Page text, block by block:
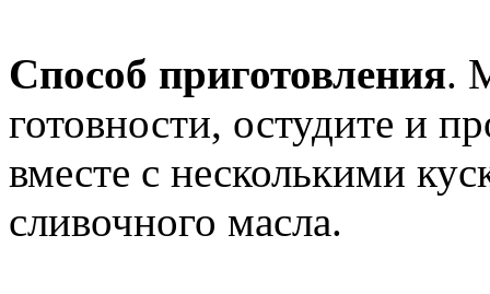
Способ приготовления.
готовности, остудите и
вместе с несколькими
сливочного масла.